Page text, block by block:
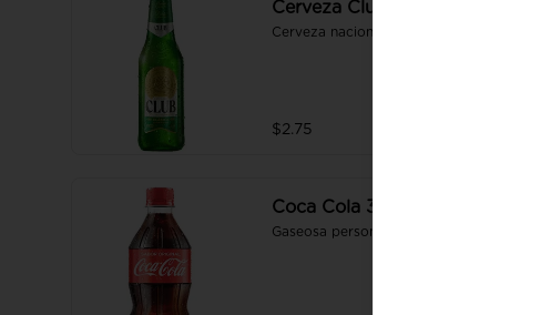
Cerveza Club 330 ml
Cerveza nacional.
$2.75
Coca Cola 330ml
Gaseosa personal.